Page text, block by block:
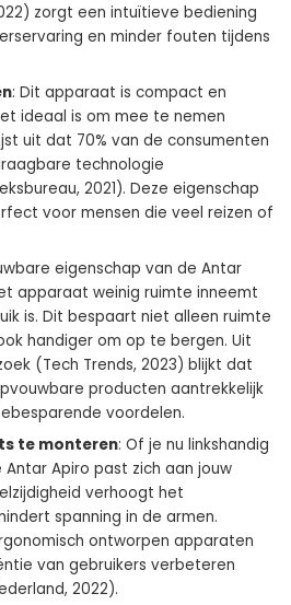
zorgt een intuïtieve bediening
en minder fouten tijdens
: Dit apparaat is compact en
ideaal is om mee te nemen
uit dat 70% van de consumenten
technologie
2021). Deze eigenschap
voor mensen die veel reizen of
eigenschap van de Antar
apparaat weinig ruimte inneemt
is. Dit bespaart niet alleen ruimte
handiger om op te bergen. Uit
(Tech Trends, 2023) blijkt dat
producten aantrekkelijk
voordelen.
te monteren: Of je nu linkshandig
Apiro past zich aan jouw
verhoogt het
spanning in de armen.
ontworpen apparaten
van gebruikers verbeteren
2022).